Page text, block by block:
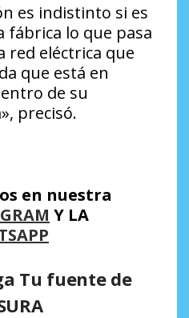
es indistinto si es
fábrica lo que pasa
red eléctrica que
que está en
de su
precisó.
en nuestra
Y LA
Tu fuente de